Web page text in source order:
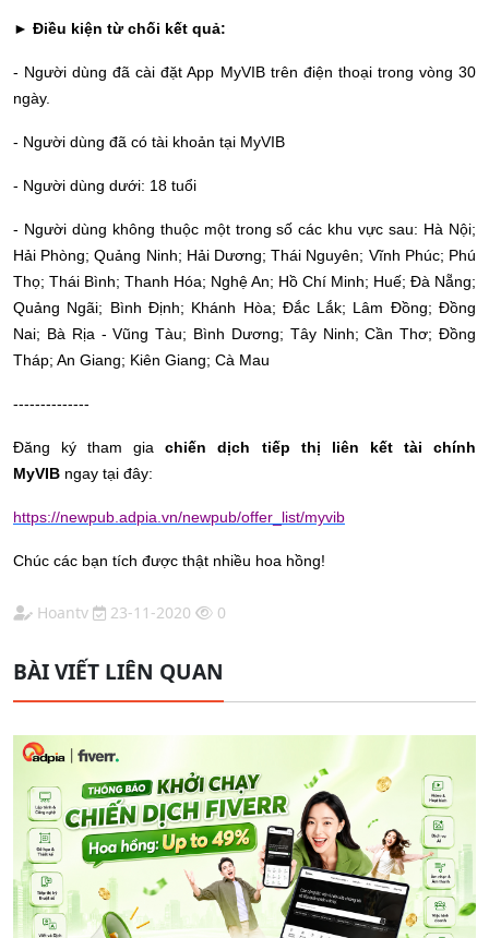
► Điều kiện từ chối kết quả:
- Người dùng đã cài đặt App MyVIB trên điện thoại trong vòng 30
ngày.
- Người dùng đã có tài khoản tại MyVIB
- Người dùng dưới: 18 tuổi
- Người dùng không thuộc một trong số các khu vực sau: Hà Nội;
Hải Phòng; Quảng Ninh; Hải Dương; Thái Nguyên; Vĩnh Phúc; Phú
Thọ; Thái Bình; Thanh Hóa; Nghệ An; Hồ Chí Minh; Huế; Đà Nẵng;
Quảng Ngãi; Bình Định; Khánh Hòa; Đắc Lắk; Lâm Đồng; Đồng
Nai; Bà Rịa - Vũng Tàu; Bình Dương; Tây Ninh; Cần Thơ; Đồng
Tháp; An Giang; Kiên Giang; Cà Mau
--------------
Đăng ký tham giachiến dịch tiếp thị liên kết tài chính
MyVIB ngay tại đây:
https://newpub.adpia.vn/newpub/offer_list/myvib
Chúc các bạn tích được thật nhiều hoa hồng!
Hoantv 23-11-2020 0
BÀI VIẾT LIÊN QUAN